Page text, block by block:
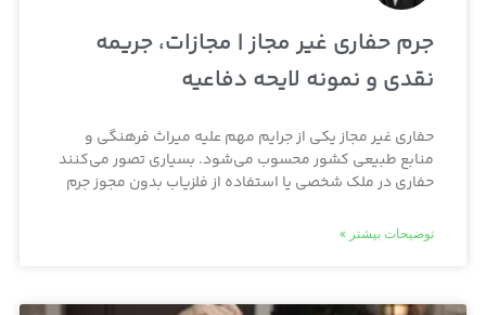
جرم حفاری غیر مجاز | مجازات، جریمه
نقدی و نمونه لایحه دفاعیه
حفاری غیر مجاز یکی از جرایم مهم علیه میراث فرهنگی و
منابع طبیعی کشور محسوب می‌شود. بسیاری تصور می‌کنند
حفاری در ملک شخصی یا استفاده از فلزیاب بدون مجوز جرم
توضیحات بیشتر »